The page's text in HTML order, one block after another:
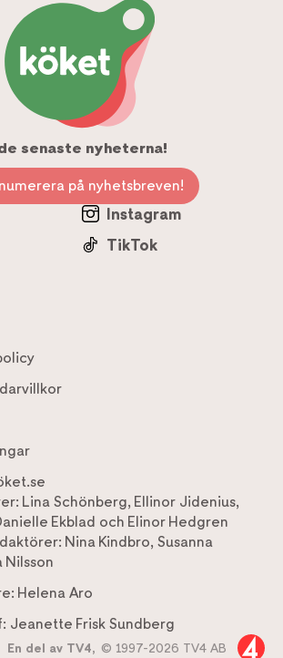
senaste nyheterna!
på nyhetsbreven!
Instagram
TikTok
Lina Schönberg, Ellinor Jidenius,
Ekblad och Elinor Hedgren
Nina Kindbro, Susanna
Nilsson
Helena Aro
Jeanette Frisk Sundberg
En del av TV4, © 1997-2026 TV4 AB